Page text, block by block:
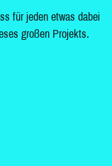
für jeden etwas dabei
großen Projekts.